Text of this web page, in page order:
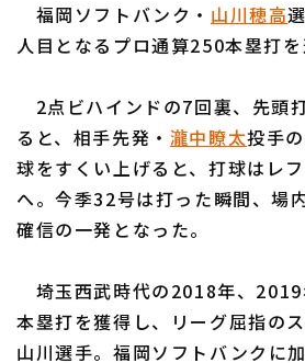
埼玉西武ライオンズ
オリックス・バファローズ
福岡ソフトバンクホークス
設定
福岡ソフトバンク・ 山川穂高
人目となるプロ通算250本塁打を
2点ビハインドの7回裏、先頭
ると、相手先発・ 瀧中瞭太投手
球をすくい上げると、打球はレ
へ。今季32号は打った瞬間、場
確信の一発となった。
埼玉西武時代の2018年、
本塁打を獲得し、リーグ屈指の
山川選手。福岡ソフトバンクに